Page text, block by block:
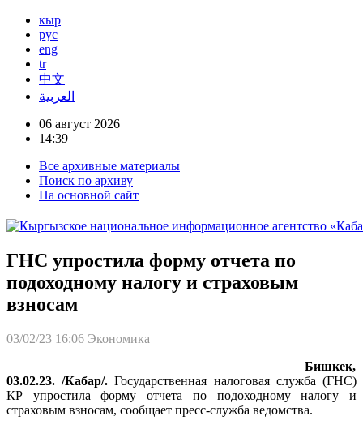
кыр
рус
eng
tr
中文
العربية
06 август 2026
14:39
Все архивные материалы
Поиск по архиву
На основной сайт
ГНС упростила форму отчета по
подоходному налогу и страховым
взносам
03/02/23 16:06 Экономика
Бишкек,
03.02.23. /Кабар/. Государственная налоговая служба (ГНС)
КР упростила форму отчета по подоходному налогу и
страховым взносам, сообщает пресс-служба ведомства.